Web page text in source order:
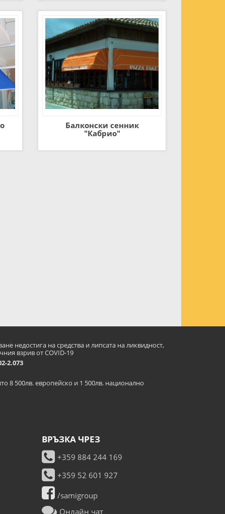
Балконски сенник
"Кабрио"
недостига на средства и липсата на ликвидност,
взрив от COVID-19
2.073
8 500лв. европейско и 1 500лв. национално
ВРЪЗКА ЧРЕЗ
+359 884 244 169
+359 52 601 927
/samigroup
Онлайн чат